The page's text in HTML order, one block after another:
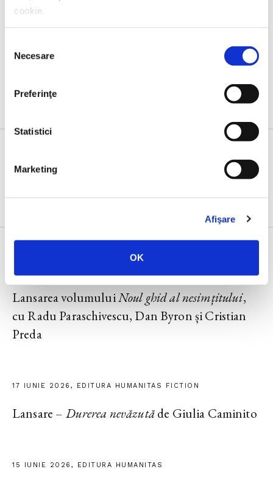
cookie.
consimțământului
Necesare
Preferinţe
Statistici
Marketing
Afişare
OK
Evenimente
Lansarea volumuluiNoul ghid al nesimțitului,
cu Radu Paraschivescu, Dan Byron și Cristian
Preda
17 IUNIE 2026, EDITURA HUMANITAS FICTION
Lansare – Durerea nevăzutăde Giulia Caminito
15 IUNIE 2026, EDITURA HUMANITAS